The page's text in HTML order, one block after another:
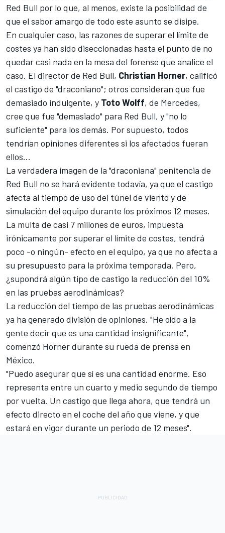
Red Bull por lo que, al menos, existe la posibilidad de
que el sabor amargo de todo este asunto se disipe.
En cualquier caso, las razones de superar el límite de
costes ya han sido diseccionadas hasta el punto de no
quedar casi nada en la mesa del forense que analice el
caso. El director de Red Bull, Christian Horner, calificó
el castigo de "draconiano"; otros consideran que fue
demasiado indulgente, y Toto Wolff, de Mercedes,
cree que fue "demasiado" para Red Bull, y "no lo
suficiente" para los demás. Por supuesto, todos
tendrían opiniones diferentes si los afectados fueran
ellos...
La verdadera imagen de la "draconiana" penitencia de
Red Bull no se hará evidente todavía, ya que el castigo
afecta al tiempo de uso del túnel de viento y de
simulación del equipo durante los próximos 12 meses.
La multa de casi 7 millones de euros, impuesta
irónicamente por superar el límite de costes, tendrá
poco -o ningún- efecto en el equipo, ya que no afecta a
su presupuesto para la próxima temporada. Pero,
¿supondrá algún tipo de castigo la reducción del 10%
en las pruebas aerodinámicas?
La reducción del tiempo de las pruebas aerodinámicas
ya ha generado división de opiniones. "He oído a la
gente decir que es una cantidad insignificante",
comenzó Horner durante su rueda de prensa en
México.
"Puedo asegurar que sí es una cantidad enorme. Eso
representa entre un cuarto y medio segundo de tiempo
por vuelta. Un castigo que llega ahora, que tendrá un
efecto directo en el coche del año que viene, y que
estará en vigor durante un periodo de 12 meses".